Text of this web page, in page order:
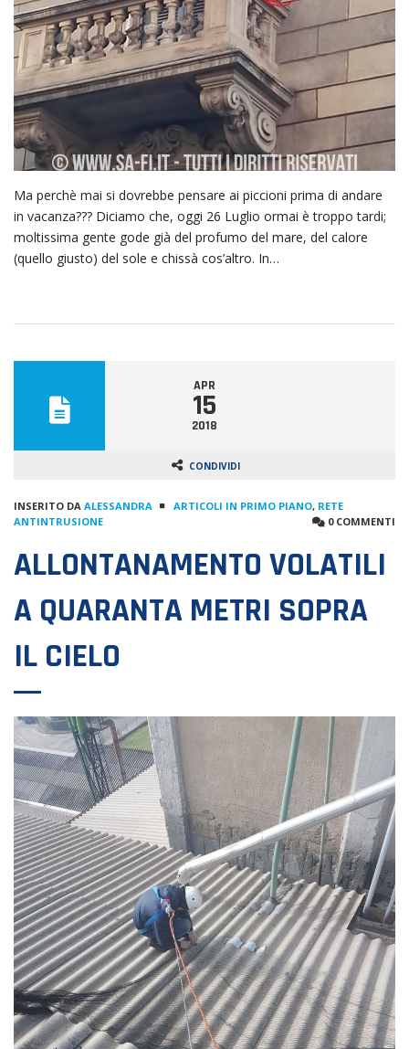
Ma perchè mai si dovrebbe pensare ai piccioni prima di andare
in vacanza??? Diciamo che, oggi 26 Luglio ormai è troppo tardi;
moltissima gente gode già del profumo del mare, del calore
(quello giusto) del sole e chissà cos’altro. In…
APR
15
2018
CONDIVIDI
INSERITO DA ALESSANDRA ARTICOLI IN PRIMO PIANO, RETE
ANTINTRUSIONE
0 COMMENTI
ALLONTANAMENTO VOLATILI
A QUARANTA METRI SOPRA
IL CIELO